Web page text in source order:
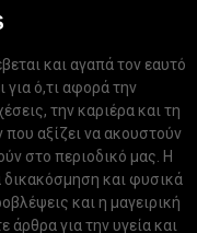
και αγαπά τον εαυτό
για ό,τι αφορά την
την καριέρα και τη
αξίζει να ακουστούν
στο περιοδικό μας. Η
δικακόσμηση και φυσικά
και η μαγειρική
άρθρα για την υγεία και